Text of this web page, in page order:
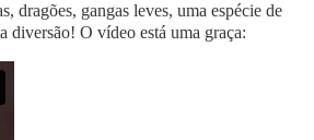
dragões, gangas leves, uma espécie de
diversão! O vídeo está uma graça: